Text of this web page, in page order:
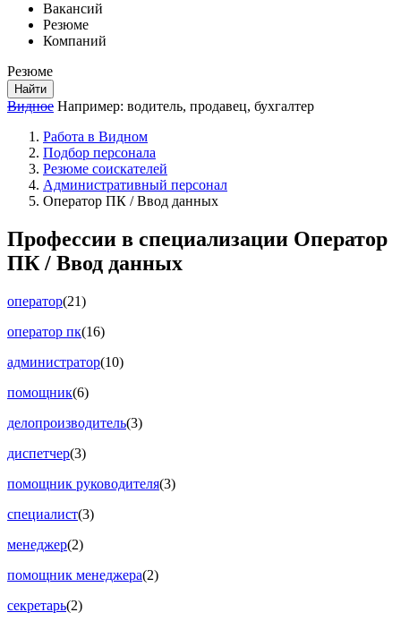
Вакансий
Резюме
Компаний
Резюме
Найти
Видное Например: водитель, продавец, бухгалтер
Работа в Видном
Подбор персонала
Резюме соискателей
Административный персонал
Оператор ПК / Ввод данных
Профессии в специализации Оператор
ПК / Ввод данных
оператор(21)
оператор пк(16)
администратор(10)
помощник(6)
делопроизводитель(3)
диспетчер(3)
помощник руководителя(3)
специалист(3)
менеджер(2)
помощник менеджера(2)
секретарь(2)